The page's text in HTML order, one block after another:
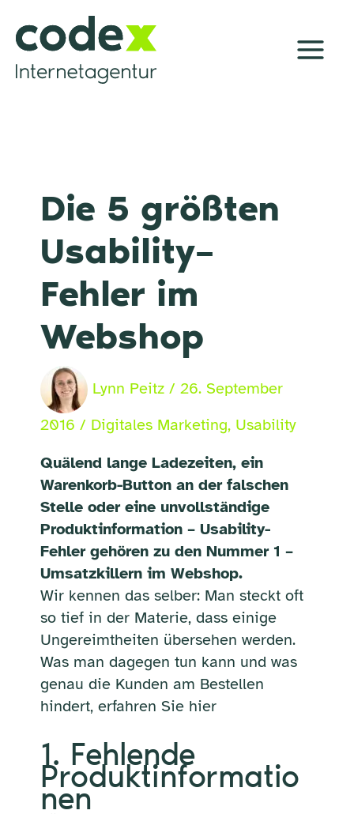
Inhalt
springen
Die 5 größten
Usability–
Fehler im
Webshop
Lynn Peitz / 26. September
2016 / Digitales Marketing, Usability
Quälend lange Ladezeiten, ein
Warenkorb-Button an der falschen
Stelle oder eine unvollständige
Produktinformation – Usability-
Fehler gehören zu den Nummer 1 –
Umsatzkillern im Webshop.
Wir kennen das selber: Man steckt oft
so tief in der Materie, dass einige
Ungereimtheiten übersehen werden.
Was man dagegen tun kann und was
genau die Kunden am Bestellen
hindert, erfahren Sie hier
1. Fehlende
Produktinformatio
nen